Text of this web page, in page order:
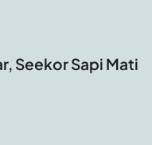
Seekor Sapi Mati